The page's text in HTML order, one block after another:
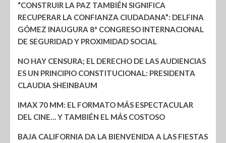
“CONSTRUIR LA PAZ TAMBIÉN SIGNIFICA
RECUPERAR LA CONFIANZA CIUDADANA”: DELFINA
GÓMEZ INAUGURA 8º CONGRESO INTERNACIONAL
DE SEGURIDAD Y PROXIMIDAD SOCIAL
NO HAY CENSURA; EL DERECHO DE LAS AUDIENCIAS
ES UN PRINCIPIO CONSTITUCIONAL: PRESIDENTA
CLAUDIA SHEINBAUM
IMAX 70 MM: EL FORMATO MÁS ESPECTACULAR
DEL CINE… Y TAMBIÉN EL MÁS COSTOSO
BAJA CALIFORNIA DA LA BIENVENIDA A LAS FIESTAS